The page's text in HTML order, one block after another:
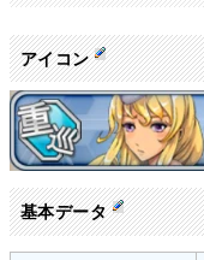
アイコン
基本データ